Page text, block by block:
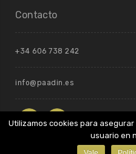
Contacto
+34 606 738 242
info@paadin.es
Utilizamos cookies para
usuario en